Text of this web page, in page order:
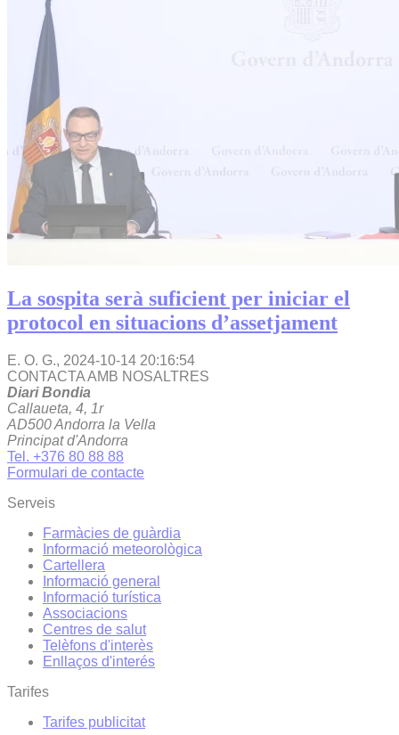
La sospita serà suficient per iniciar el
protocol en situacions d’assetjament
E. O. G., 2024-10-14 20:16:54
CONTACTA AMB NOSALTRES
Diari Bondia
Callaueta, 4, 1r
AD500 Andorra la Vella
Principat d'Andorra
Tel. +376 80 88 88
Formulari de contacte
Serveis
Farmàcies de guàrdia
Informació meteorològica
Cartellera
Informació general
Informació turística
Associacions
Centres de salut
Telèfons d'interès
Enllaços d'interés
Tarifes
Tarifes publicitat